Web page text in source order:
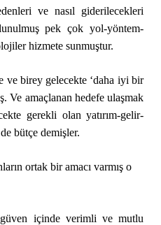
ve nasıl giderilecekleri
pek çok yol-yöntem-
hizmete sunmuştur.
ve birey gelecekte ‘daha iyi bir
Ve amaçlanan hedefe ulaşmak
gerekli olan yatırım-gelir-
bütçe demişler.
ortak bir amacı varmış o
içinde verimli ve mutlu